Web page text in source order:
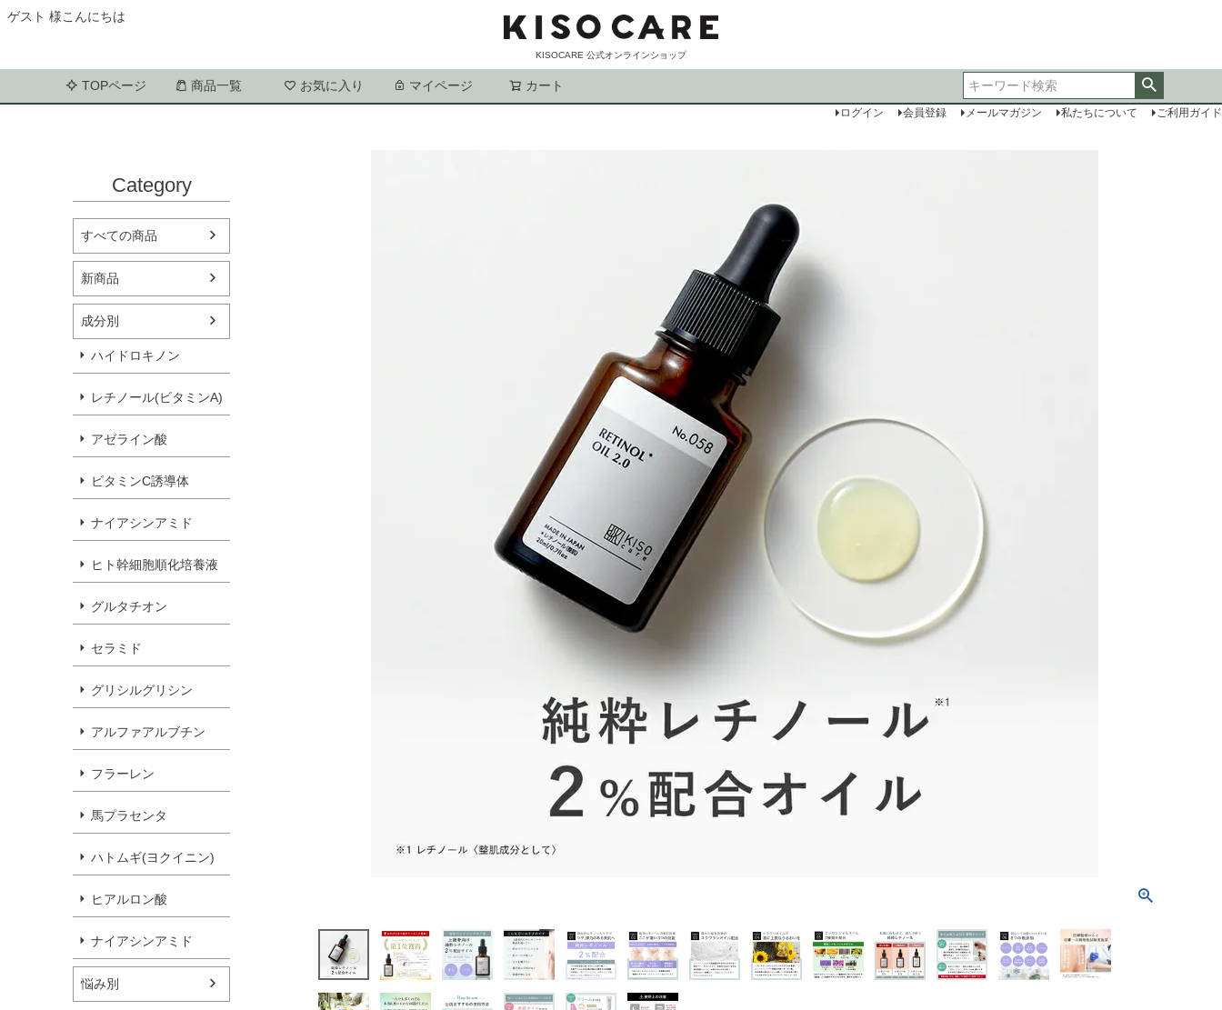
ゲスト 様こんにちは
KISOCARE 公式オンラインショップ
TOPページ 商品一覧 お気に入り マイページ カート
ログイン 会員登録 メールマガジン 私たちについて ご利用ガイド
Category
すべての商品
新商品
成分別
ハイドロキノン
レチノール(ビタミンA)
アゼライン酸
ビタミンC誘導体
ナイアシンアミド
ヒト幹細胞順化培養液
グルタチオン
セラミド
グリシルグリシン
アルファアルブチン
フラーレン
馬プラセンタ
ハトムギ(ヨクイニン)
ヒアルロン酸
ナイアシンアミド
悩み別